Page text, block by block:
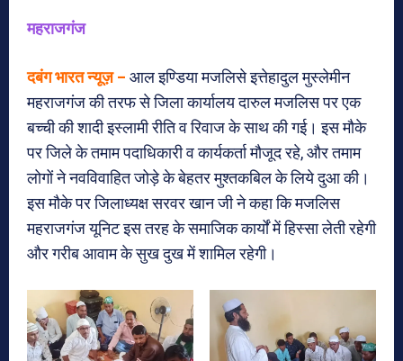
महराजगंज
दबंग भारत न्यूज़ – आल इण्डिया मजलिसे इत्तेहादुल मुस्लेमीन
महराजगंज की तरफ से जिला कार्यालय दारुल मजलिस पर एक
बच्ची की शादी इस्लामी रीति व रिवाज के साथ की गई। इस मौके
पर जिले के तमाम पदाधिकारी व कार्यकर्ता मौजूद रहे, और तमाम
लोगों ने नवविवाहित जोड़े के बेहतर मुश्तकबिल के लिये दुआ की।
इस मौके पर जिलाध्यक्ष सरवर खान जी ने कहा कि मजलिस
महराजगंज यूनिट इस तरह के समाजिक कार्यों में हिस्सा लेती रहेगी
और गरीब आवाम के सुख दुख में शामिल रहेगी।